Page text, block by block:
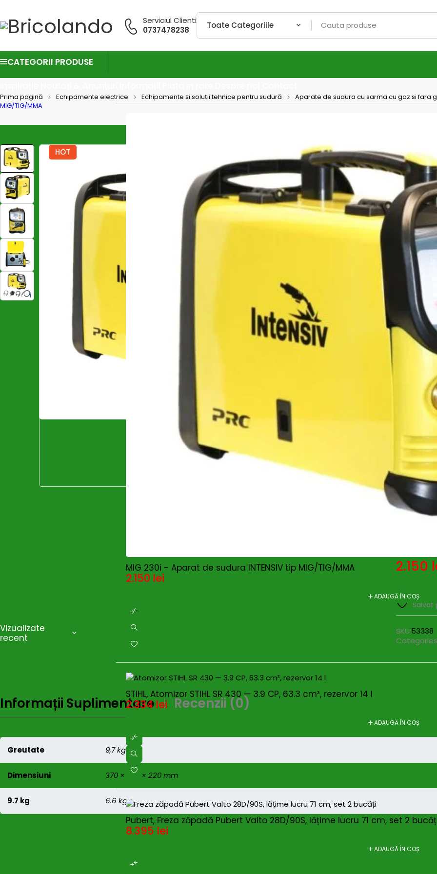
Serviciul Clienti
0737478238
CATEGORII PRODUSE
Vizualizate
recent
HOT
MIG 230i - Aparat de sudura INTENSIV tip MIG/TIG/MMA
2.150 lei
ADAUGĂ ÎN COȘ
STIHL, Atomizor STIHL SR 430 — 3.9 CP, 63.3 cm³, rezervor 14 l
2.334lei
ADAUGĂ ÎN COȘ
Pubert, Freza zăpadă Pubert Valto 28D/90S, lățime lucru 71 cm, set 2
8.395 lei
ADAUGĂ ÎN COȘ
Prima pagină Echipamente electrice Echipamente și soluții tehnice pentru sudură
Aparate de sudura cu sarma cu gaz si fara
MIG/TIG/MMA
HOT
MIG
tip
MIG 230i–
MIG 230i
lucrari de
ofera
MIG-
fara gaz
TIG DC:
cupru.
MMA:
suduri
de santier
Reglaje
pentru
kg), ideal
Avantaje:
gama
polaritate
Domeniu
Beneficii:
reglaje
lucrari de
2.150
Salvat
SKU:53338
Informații Suplimentare Recenzii (0)
Greutate 9,7 kg
Dimensiuni 370 × 470 × 220 mm
9.7 kg 6.6 kg